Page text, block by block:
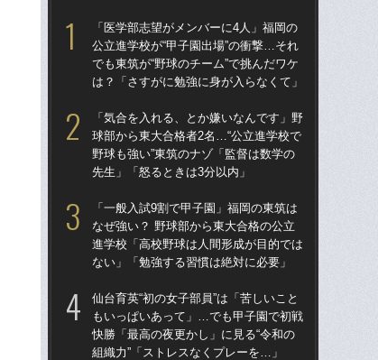
「医学部志望がメンバーに4人」福岡の
公立進学校が“甲子園出場”の衝撃…それ
でも東筑が“野球のチーム”で挑んだワケ
は？「さすがに勉強に身が入らなくて」
「気合を入れる、とか嫌いなんです」野
球部から東大合格者2名…“公立進学校で
野球も強い”東筑のナゾ「監督は数学の
先生」「怒るときは3分以内」
「一般入試9割で甲子園」福岡の東筑は
なぜ強い？ 野球部から東大合格の公立
進学校「高校野球は人間形成が目的では
ない」「勉強する習慣は絶対に必要」
仙台育英“初の女子部員”は「苦しいこと
もいっぱいあって」…でも甲子園で初戦
快勝「最高の夜更かし」に見る“令和の
組織力”「ストレスなくプレーを…」